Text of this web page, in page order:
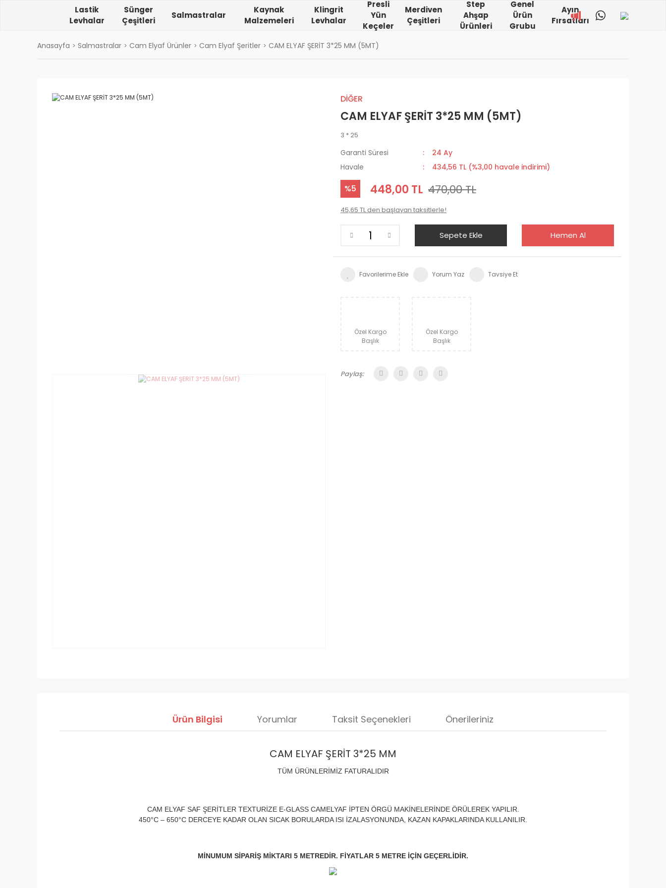
Lastik
Levhalar
Sünger
Çeşitleri
Salmastralar
Kaynak
Malzemeleri
Klingrit
Levhalar
Presli
Yün
Keçeler
Merdiven
Çeşitleri
Step
Ahşap
Ürünleri
Genel
Ürün
Grubu
Ayın
Fırsatları
Anasayfa Salmastralar Cam Elyaf Ürünler Cam Elyaf Şeritler CAM ELYAF ŞERİT 3*25 MM (5MT)
DİĞER
CAM ELYAF ŞERİT 3*25 MM (5MT)
3 * 25
Garanti Süresi
24 Ay
Havale
434,56 TL (%3,00 havale indirimi)
%5 448,00 TL 470,00 TL
45,65 TL den başlayan taksitlerle!
Sepete Ekle Hemen Al
Yorum Yaz Tavsiye Et
Özel Kargo
Başlık
Özel Kargo
Başlık
Paylaş:
Ürün Bilgisi Yorumlar Taksit Seçenekleri Önerileriniz
CAM ELYAF ŞERİT 3*25 MM
TÜM ÜRÜNLERİMİZ FATURALIDIR
CAM ELYAF SAF ŞERİTLER TEXTURİZE E-GLASS CAMELYAF İPTEN ÖRGÜ MAKİNELERİNDE ÖRÜLEREK YAPILIR.
450°C – 650°C DERCEYE KADAR OLAN SICAK BORULARDA ISI İZALASYONUNDA, KAZAN KAPAKLARINDA KULLANILIR.
MİNUMUM SİPARİŞ MİKTARI 5 METREDİR. FİYATLAR 5 METRE İÇİN GEÇERLİDİR.